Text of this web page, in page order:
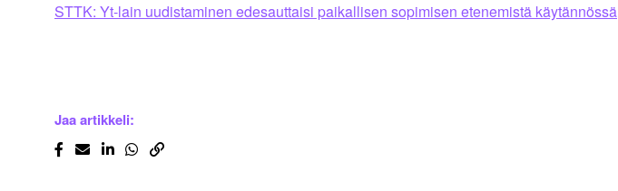
STTK: Yt-lain uudistaminen edesauttaisi paikallisen sopimisen etenemistä käytännössä
Jaa artikkeli: